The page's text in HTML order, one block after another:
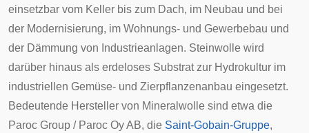
einsetzbar vom Keller bis zum Dach, im Neubau und bei
der Modernisierung, im Wohnungs- und Gewerbebau und
der Dämmung von Industrieanlagen. Steinwolle wird
darüber hinaus als erdeloses Substratzur Hydrokultur im
industriellen Gemüse- und Zierpflanzenanbau eingesetzt.
Bedeutende Hersteller von Mineralwolle sind etwa die
Paroc Group / Paroc Oy AB, die Saint-Gobain-Gruppe,